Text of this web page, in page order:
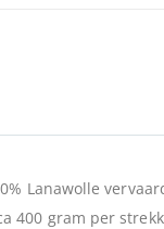
Lanawolle
400 gram per